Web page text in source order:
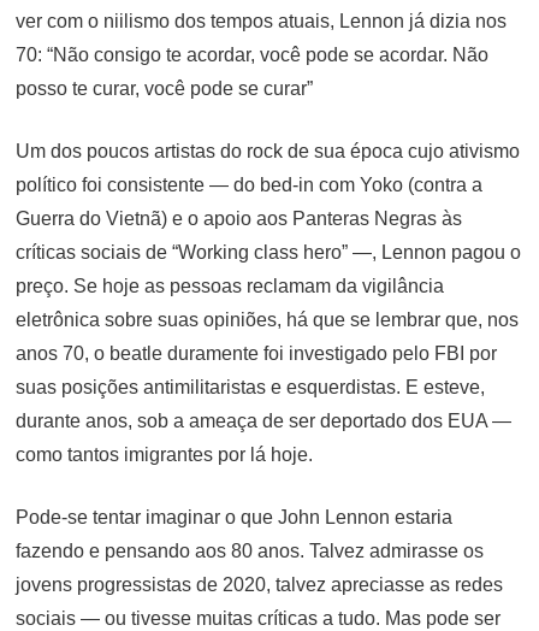
ver com o niilismo dos tempos atuais, Lennon já dizia nos
70: “Não consigo te acordar, você pode se acordar. Não
posso te curar, você pode se curar”
Um dos poucos artistas do rock de sua época cujo ativismo
político foi consistente — do bed-in com Yoko (contra a
Guerra do Vietnã) e o apoio aos Panteras Negras às
críticas sociais de “Working class hero” —, Lennon pagou o
preço. Se hoje as pessoas reclamam da vigilância
eletrônica sobre suas opiniões, há que se lembrar que, nos
anos 70, o beatle duramente foi investigado pelo FBI por
suas posições antimilitaristas e esquerdistas. E esteve,
durante anos, sob a ameaça de ser deportado dos EUA —
como tantos imigrantes por lá hoje.
Pode-se tentar imaginar o que John Lennon estaria
fazendo e pensando aos 80 anos. Talvez admirasse os
jovens progressistas de 2020, talvez apreciasse as redes
sociais — ou tivesse muitas críticas a tudo. Mas pode ser